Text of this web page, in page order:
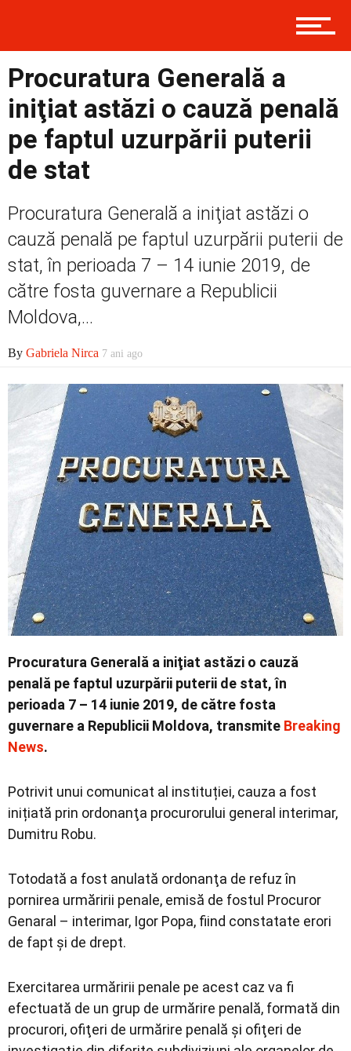
Prima
Social
Procuratura Generală a
iniţiat astăzi o cauză penală
pe faptul uzurpării puterii
de stat
Procuratura Generală a iniţiat astăzi o
cauză penală pe faptul uzurpării puterii de
stat, în perioada 7 – 14 iunie 2019, de
către fosta guvernare a Republicii
Moldova,...
By Gabriela Nirca 7 ani ago
Procuratura Generală a iniţiat astăzi o cauză
penală pe faptul uzurpării puterii de stat, în
perioada 7 – 14 iunie 2019, de către fosta
guvernare a Republicii Moldova, transmite Breaking
News.
Potrivit unui comunicat al instituției, cauza a fost
inițiată prin ordonanţa procurorului general interimar,
Dumitru Robu.
Totodată a fost anulată ordonanţa de refuz în
pornirea urmăririi penale, emisă de fostul Procuror
Genaral – interimar, Igor Popa, fiind constatate erori
de fapt şi de drept.
Exercitarea urmăririi penale pe acest caz va fi
efectuată de un grup de urmărire penală, formată din
procurori, ofiţeri de urmărire penală şi ofiţeri de